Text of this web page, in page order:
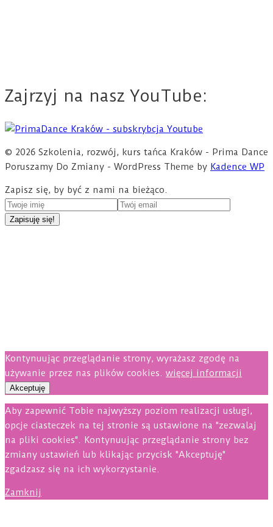
Zajrzyj na nasz YouTube:
© 2026 Szkolenia, rozwój, kurs tańca Kraków - Prima Dance
Poruszamy Do Zmiany - WordPress Theme by Kadence WP
Zapisz się, by być z nami na bieżąco.
Kontynuując przeglądanie strony, wyrażasz zgodę na
używanie przez nas plików cookies. więcej informacji
Akceptuję
Aby zapewnić Tobie najwyższy poziom realizacji usługi,
opcje ciasteczek na tej stronie są ustawione na "zezwalaj
na pliki cookies". Kontynuując przeglądanie strony bez
zmiany ustawień lub klikając przycisk "Akceptuję"
zgadzasz się na ich wykorzystanie.
Zamknij